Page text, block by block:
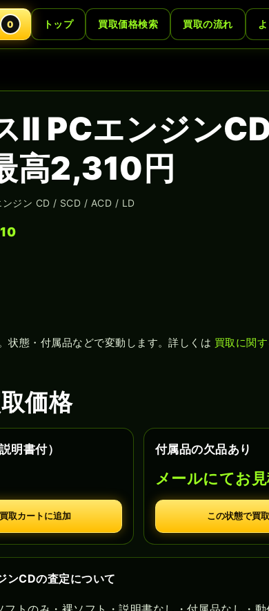
0 トップ 買取価格検索 買取の流れ
II PCエンジン
高2,310円
ジン CD / SCD / ACD / LD
状態・付属品などで変動します。詳しくは 買取に関
価格
明書付）
取カートに追加
付属品の欠品あり
メールにてお見
この状態で買
ンCDの査定について